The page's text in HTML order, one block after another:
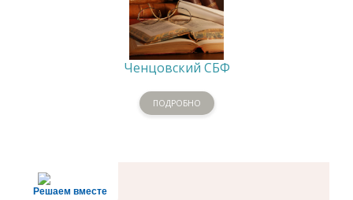
Ченцовский СБФ
ПОДРОБНО
Решаем вместе